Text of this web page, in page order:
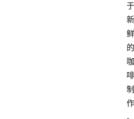
于
新
鲜
的
咖
啡
制
作
。